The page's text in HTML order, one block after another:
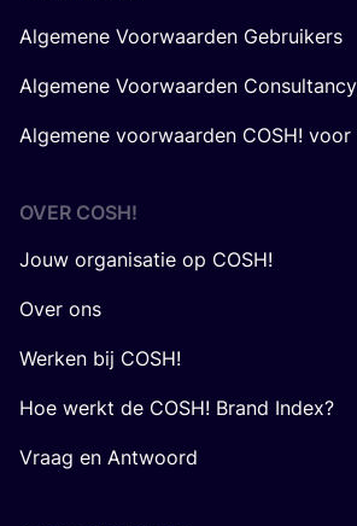
Algemene Voorwaarden Gebruikers
Algemene Voorwaarden Consultancy
Algemene voorwaarden COSH! voor
OVER COSH!
Jouw organisatie op COSH!
Over ons
Werken bij COSH!
Hoe werkt de COSH! Brand Index?
Vraag en Antwoord